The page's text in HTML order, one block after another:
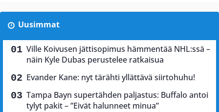
Uusimmat
Ville Koivusen jättisopimus hämmentää NHL:ssä –
näin Kyle Dubas perustelee ratkaisua
Evander Kane: nyt tärähti yllättävä siirtohuhu!
Tampa Bayn supertähden paljastus: Buffalo antoi
tylyt pakit – ”Eivät halunneet minua”